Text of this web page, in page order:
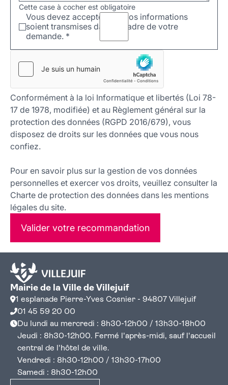
Cette case à cocher est obligatoire
Vous devez accepter que vos informations
soient transmises dans le cadre de votre
demande. *
Conformément à la loi Informatique et libertés (Loi 78-
17 de 1978, modifiée) et au Règlement général sur la
protection des données (RGPD 2016/679), vous
disposez de droits sur les données que vous nous
confiez.
Pour en savoir plus sur la gestion de vos données
personnelles et exercer vos droits, veuillez consulter la
Charte de protection des données dans les mentions
légales du site.
Valider votre recommandation
Mairie de la Ville de Villejuif
1 esplanade Pierre-Yves Cosnier - 94807 Villejuif
01 45 59 20 00
Du lundi au mercredi : 8h30-12h00 / 13h30-18h00
Jeudi : 8h30-12h00. Fermé l'après-midi, sauf l'accueil
central de l'hôtel de ville.
Vendredi : 8h30-12h00 / 13h30-17h00
Samedi : 8h30-12h00